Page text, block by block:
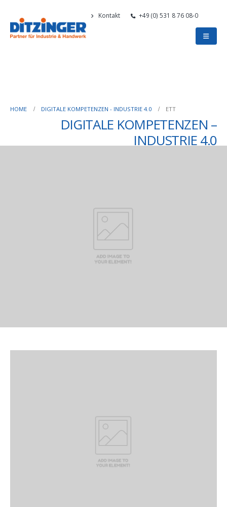
Kontakt +49 (0) 531 8 76 08-0
HOME DIGITALE KOMPETENZEN - INDUSTRIE 4.0 ETT
DIGITALE KOMPETENZEN –
INDUSTRIE 4.0